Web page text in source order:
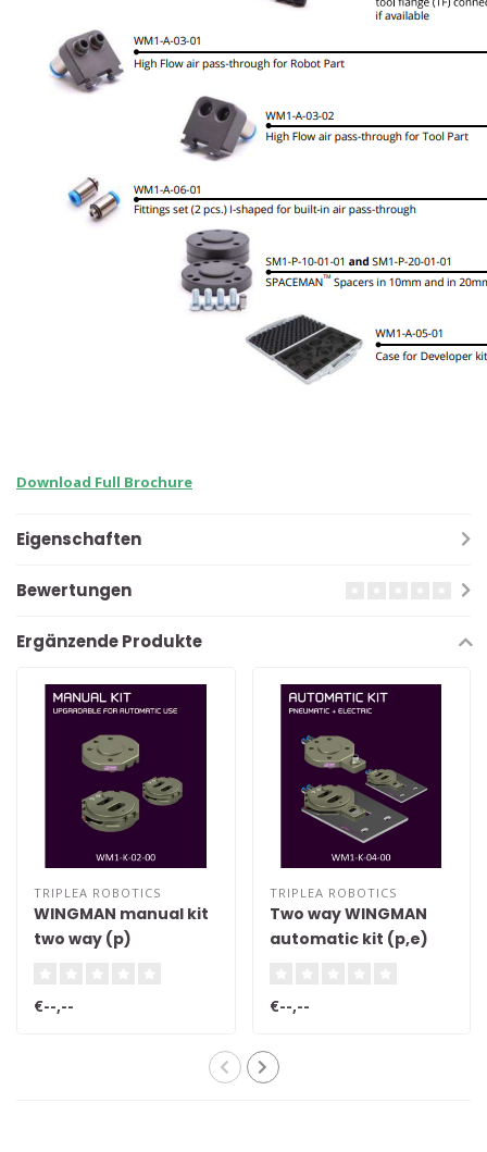
Download Full Brochure
Eigenschaften
Bewertungen
Ergänzende Produkte
TRIPLEA ROBOTICS
WINGMAN manual kit
two way (p)
€--,--
TRIPLEA ROBOTICS
Two way WINGMAN
automatic kit (p,e)
€--,--